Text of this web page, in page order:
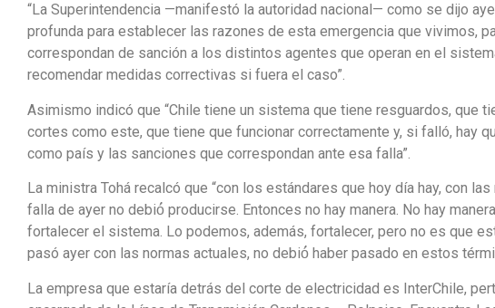
“La Superintendencia —manifestó la autoridad nacional— como se dijo
profunda para establecer las razones de esta emergencia que vivimos,
correspondan de sanción a los distintos agentes que operan en el
recomendar medidas correctivas si fuera el caso”.
Asimismo indicó que “Chile tiene un sistema que tiene resguardos, que
cortes como este, que tiene que funcionar correctamente y, si falló, hay
como país y las sanciones que correspondan ante esa falla”.
La ministra Tohá recalcó que “con los estándares que hoy día hay, con
falla de ayer no debió́ producirse. Entonces no hay manera. No hay
fortalecer el sistema. Lo podemos, además, fortalecer, pero no es que
pasó ayer con las normas actuales, no debió́ haber pasado en estos
La empresa que estaría detrás del corte de electricidad es InterChile,